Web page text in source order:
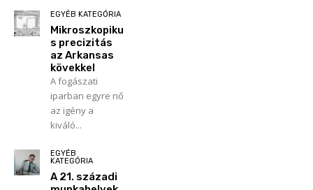
EGYÉB KATEGÓRIA
Mikroszkopiku
s precizitás
az Arkansas
kövekkel
A fogászati
iparban egyre nő
az igény a
kiváló...
EGYÉB
KATEGÓRIA
A 21. századi